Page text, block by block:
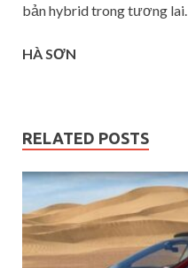
bản hybrid trong tương lai.
HÀ SƠN
RELATED POSTS